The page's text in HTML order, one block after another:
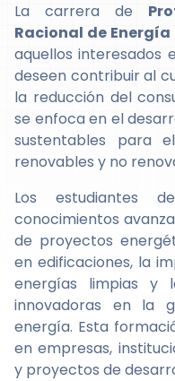
La carrera de
Racional de Energía
aquellos interesados
deseen contribuir al
la reducción del
se enfoca en el
sustentables para
renovables y no
Los estudiantes
conocimientos
de proyectos
en edificaciones, la
energías limpias y
innovadoras en la
energía. Esta
en empresas,
y proyectos de